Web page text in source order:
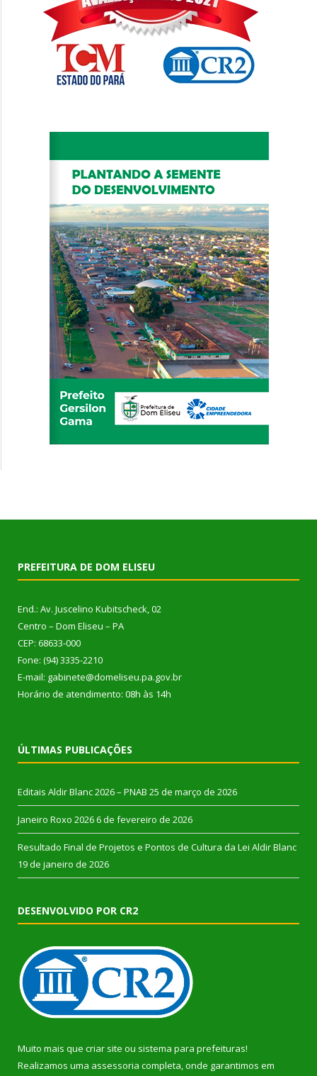
PREFEITURA DE DOM ELISEU
End.: Av. Juscelino Kubitscheck, 02
Centro – Dom Eliseu – PA
CEP: 68633-000
Fone: (94) 3335-2210
E-mail: gabinete@domeliseu.pa.gov.br
Horário de atendimento: 08h às 14h
ÚLTIMAS PUBLICAÇÕES
Editais Aldir Blanc 2026 – PNAB 25 de março de 2026
Janeiro Roxo 2026 6 de fevereiro de 2026
Resultado Final de Projetos e Pontos de Cultura da Lei Aldir Blanc
19 de janeiro de 2026
DESENVOLVIDO POR CR2
Muito mais que criar site ou sistema para prefeituras!
Realizamos uma assessoria completa, onde garantimos em